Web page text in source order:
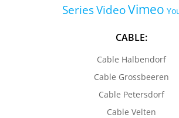
SeriesVideoVimeo
CABLE:
Cable Halbendorf
Cable Grossbeeren
Cable Petersdorf
Cable Velten